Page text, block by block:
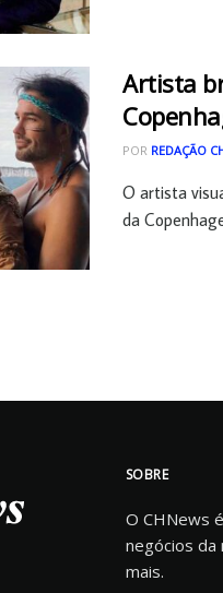
Artista
POR REDAÇÃO
O artista
da
SOBRE
O CHNews
negócios da
mais.